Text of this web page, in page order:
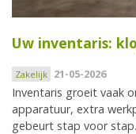
Uw inventaris:
Zakelijk 21-05-2026
Inventaris groeit vaak
apparatuur, extra
gebeurt stap voor